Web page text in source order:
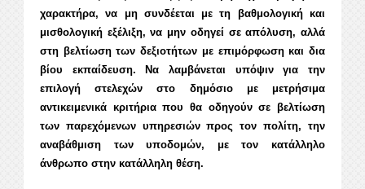
χαρακτήρα, να μη συνδέεται με τη βαθμολογική και
μισθολογική εξέλιξη, να μην οδηγεί σε απόλυση, αλλά
στη βελτίωση των δεξιοτήτων με επιμόρφωση και δια
βίου εκπαίδευση. Να λαμβάνεται υπόψιν για την
επιλογή στελεχών στο δημόσιο με μετρήσιμα
αντικειμενικά κριτήρια που θα οδηγούν σε βελτίωση
των παρεχόμενων υπηρεσιών προς τον πολίτη, την
αναβάθμιση των υποδομών, με τον κατάλληλο
άνθρωπο στην κατάλληλη θέση.